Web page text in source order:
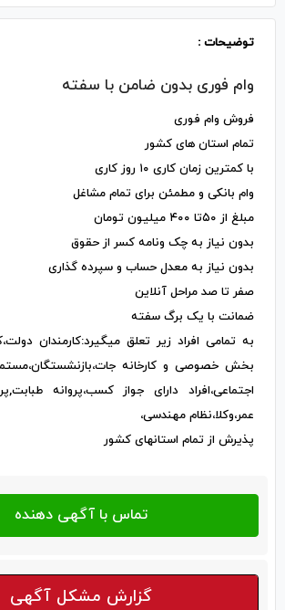
توضیحات :
وام فوری بدون ضامن با سفته
فروش وام فوری
تمام استان های کشور
با کمترین زمان کاری ۱۰ روز کاری
وام بانکی و مطمئن برای تمام مشاغل
مبلغ از ۵۰تا ۴۰۰ میلیون تومان
بدون نیاز به چک ونامه کسر از حقوق
بدون نیاز به معدل حساب و سپرده گذاری
صفر تا صد مراحل آنلاین
ضمانت با یک برگ سفته
به تمامی افراد زیر تعلق میگیرد:کارمندان
بخش خصوصی و کارخانه
اجتماعی،افراد دارای جواز کسب،پروانه
عمر،وکلا،نظام مهندسی،
پذیرش از تمام استانهای کشور
گزارش مشکل آگهی